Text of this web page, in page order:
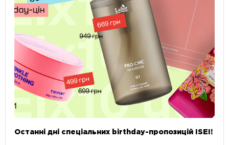
Останні дні спеціальних birthday-пропозицій ISEI!